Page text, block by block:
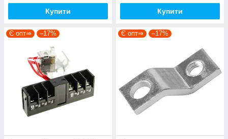
Купити Купити
Є опт⇒ –17% Є опт⇒ –17%